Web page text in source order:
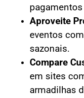
Aproveite
eventos
sazonais.
Compare
em sites
armadilhas